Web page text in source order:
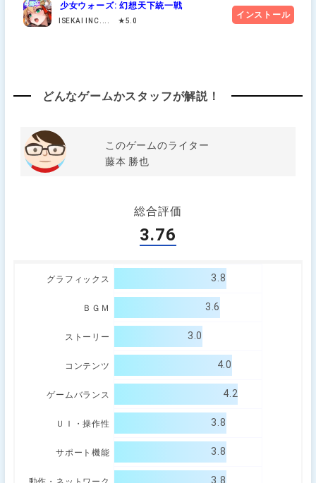
少女ウォーズ: 幻想天下統一戦
ISEKAI INC.... ★5.0
インストール
どんなゲームかスタッフが解説！
このゲームのライター
藤本 勝也
総合評価
3.76
グラフィックス 3.8
ＢＧＭ 3.6
ストーリー 3.0
コンテンツ 4.0
ゲームバランス 4.2
ＵＩ・操作性 3.8
サポート機能 3.8
3.8